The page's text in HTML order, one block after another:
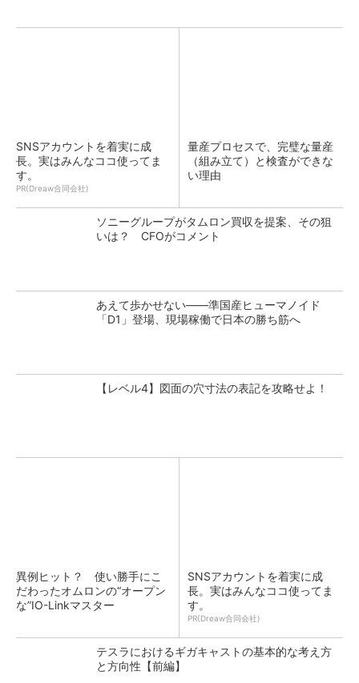
SNSアカウントを着実に成
長。実はみんなココ使ってま
す。
PR(Dreaw合同会社)
量産プロセスで、完璧な量産
（組み立て）と検査ができな
い理由
ソニーグループがタムロン買収を提案、その狙
いは？ CFOがコメント
あえて歩かせない――準国産ヒューマノイド
「D1」登場、現場稼働で日本の勝ち筋へ
【レベル4】図面の穴寸法の表記を攻略せよ！
異例ヒット？ 使い勝手にこ
だわったオムロンの“オープン
な”IO-Linkマスター
SNSアカウントを着実に成
長。実はみんなココ使ってま
す。
PR(Dreaw合同会社)
テスラにおけるギガキャストの基本的な考え方
と方向性【前編】